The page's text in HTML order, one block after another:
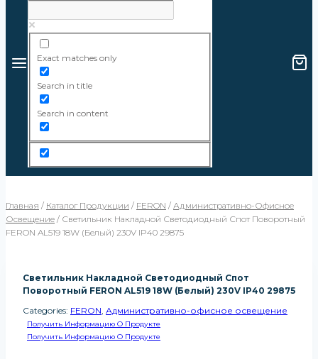
Exact matches only
Search in title
Search in content
Главная / Каталог Продукции / FERON / Административно-Офисное
Освещение / Светильник Накладной Светодиодный Спот Поворотный
FERON AL519 18W (белый) 230V IP40 29875
Светильник Накладной Светодиодный Спот
Поворотный FERON AL519 18W (белый) 230V IP40 29875
Categories: FERON, Административно-офисное освещение
Получить Информацию О Продукте
Получить Информацию О Продукте